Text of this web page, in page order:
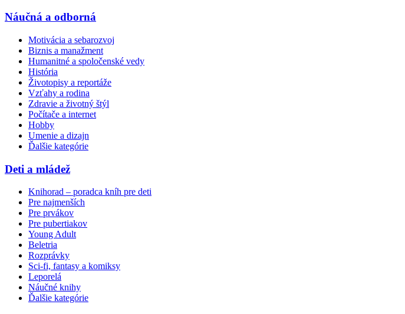
Náučná a odborná
Motivácia a sebarozvoj
Biznis a manažment
Humanitné a spoločenské vedy
História
Životopisy a reportáže
Vzťahy a rodina
Zdravie a životný štýl
Počítače a internet
Hobby
Umenie a dizajn
Ďalšie kategórie
Deti a mládež
Knihorad – poradca kníh pre deti
Pre najmenších
Pre prvákov
Pre pubertiakov
Young Adult
Beletria
Rozprávky
Sci-fi, fantasy a komiksy
Leporelá
Náučné knihy
Ďalšie kategórie